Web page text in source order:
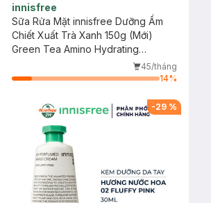
innisfree
Sữa Rửa Mặt innisfree Dưỡng Ẩm
Chiết Xuất Trà Xanh 150g (Mới)
Green Tea Amino Hydrating
45/tháng
14%
-29 %